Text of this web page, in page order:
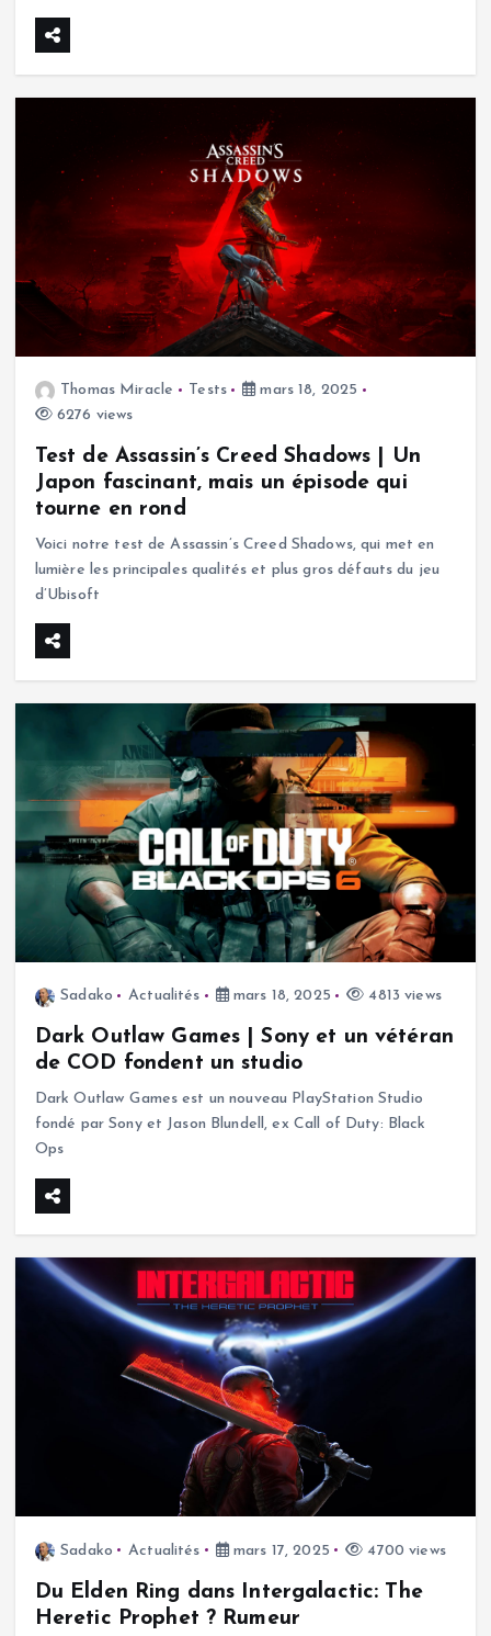
Thomas Miracle Tests
mars 18, 2025
6276 views
Test de Assassin’s Creed Shadows | Un
Japon fascinant, mais un épisode qui
tourne en rond
Voici notre test de Assassin’s Creed Shadows, qui met en
lumière les principales qualités et plus gros défauts du jeu
d’Ubisoft
Sadako Actualités mars 18, 2025 4813 views
Dark Outlaw Games | Sony et un vétéran
de COD fondent un studio
Dark Outlaw Games est un nouveau PlayStation Studio
fondé par Sony et Jason Blundell, ex Call of Duty: Black
Ops
Sadako Actualités mars 17, 2025 4700 views
Du Elden Ring dans Intergalactic: The
Heretic Prophet ? Rumeur